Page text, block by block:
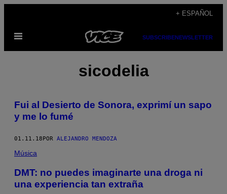
contenido
+ ESPAÑOL
Abrir
SUBSCRIBENEWSLETTER
sicodelia
Fui al Desierto de Sonora, exprimí un sapo
y me lo fumé
01.11.18 POR ALEJANDRO MENDOZA
Música
DMT: no puedes imaginarte una droga ni
una experiencia tan extraña